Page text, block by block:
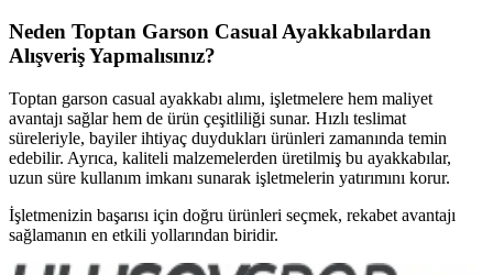
Neden Toptan Garson Casual Ayakkabılardan
Alışveriş Yapmalısınız?
Toptan garson casual ayakkabı alımı, işletmelere hem maliyet
avantajı sağlar hem de ürün çeşitliliği sunar. Hızlı teslimat
süreleriyle, bayiler ihtiyaç duydukları ürünleri zamanında temin
edebilir. Ayrıca, kaliteli malzemelerden üretilmiş bu ayakkabılar,
uzun süre kullanım imkanı sunarak işletmelerin yatırımını korur.
İşletmenizin başarısı için doğru ürünleri seçmek, rekabet avantajı
sağlamanın en etkili yollarından biridir.